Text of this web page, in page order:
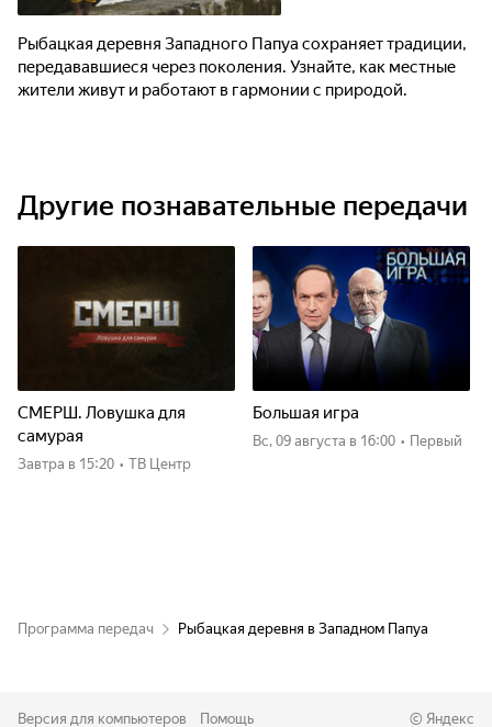
Рыбацкая деревня Западного Папуа сохраняет традиции,
передававшиеся через поколения. Узнайте, как местные
жители живут и работают в гармонии с природой.
Другие познавательные передачи
СМЕРШ. Ловушка для
самурая
Завтра в 15:20 • ТВ Центр
Большая игра
вс, 09 августа в 16:00 • Первый
Программа передач Рыбацкая деревня в Западном Папуа
Версия для компьютеров Помощь © Яндекс